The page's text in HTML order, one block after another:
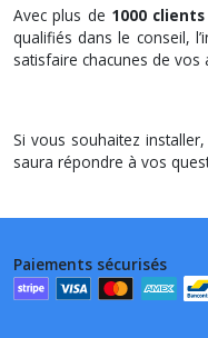
Avec plus de 1000 clients
qualifiés dans le conseil,
satisfaire chacunes de vos
Si vous souhaitez
saura répondre à vos
Paiements sécurisés